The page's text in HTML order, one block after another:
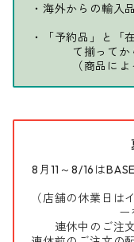
・海外からの輸入
・「予約品」と「
て揃ってか
（商品によ
8月11～8/16は
（店舗の休業日は
ー
連休中のご注